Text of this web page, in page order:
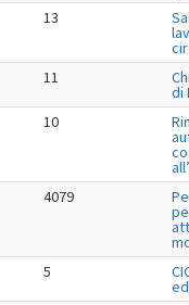
13
11
di
10
4079
5